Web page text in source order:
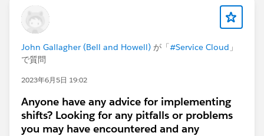
John Gallagher (Bell and Howell) が「#Service Cloud 」
で質問
2023年6月5日 19:02
Anyone have any advice for implementing
shifts? Looking for any pitfalls or problems
you may have encountered and any